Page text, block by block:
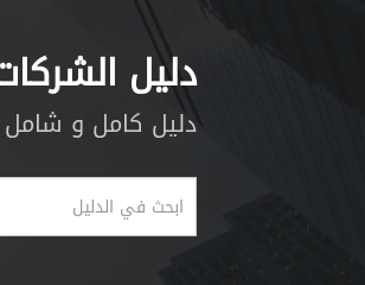
دليل
دليل كامل و شامل